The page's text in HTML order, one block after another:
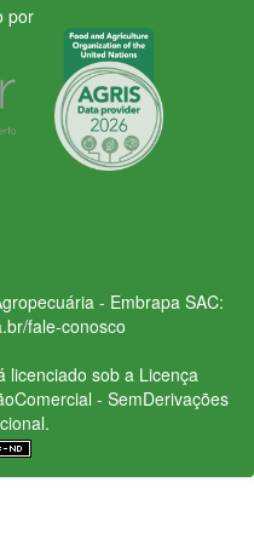
por
- Embrapa SAC:
fale-conosco
licenciado sob a Licença
- SemDerivações